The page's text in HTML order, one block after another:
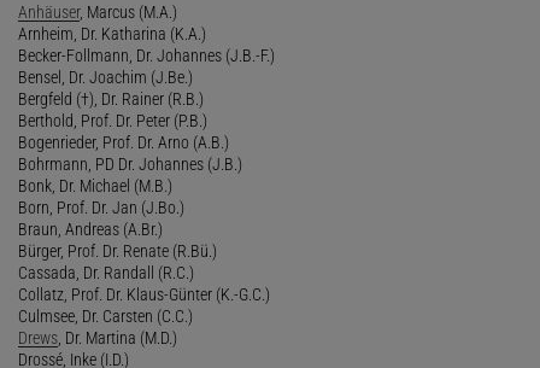
Anhäuser, Marcus (M.A.)
Arnheim, Dr. Katharina (K.A.)
Becker-Follmann, Dr. Johannes (J.B.-F.)
Bensel, Dr. Joachim (J.Be.)
Bergfeld (†), Dr. Rainer (R.B.)
Berthold, Prof. Dr. Peter (P.B.)
Bogenrieder, Prof. Dr. Arno (A.B.)
Bohrmann, PD Dr. Johannes (J.B.)
Bonk, Dr. Michael (M.B.)
Born, Prof. Dr. Jan (J.Bo.)
Braun, Andreas (A.Br.)
Bürger, Prof. Dr. Renate (R.Bü.)
Cassada, Dr. Randall (R.C.)
Collatz, Prof. Dr. Klaus-Günter (K.-G.C.)
Culmsee, Dr. Carsten (C.C.)
Drews , Dr. Martina (M.D.)
Drossé, Inke (I.D.)